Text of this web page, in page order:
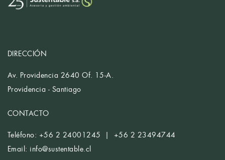
DIRECCIÓN
Av. Providencia 2640 Of. 15-A.
Providencia - Santiago
CONTACTO
Teléfono: +56 2 24001245 | +56 2 23494744
Email: info@sustentable.cl